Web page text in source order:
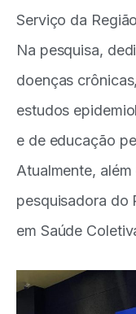
Serviço da
Na pesquisa,
doenças
estudos
e de educação
Atualmente,
pesquisadora do
em Saúde